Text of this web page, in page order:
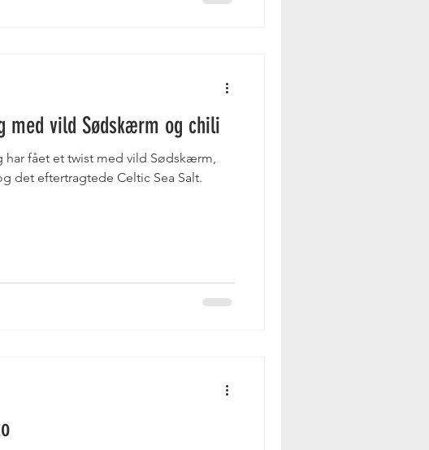
med vild Sødskærm og chili
har fået et twist med vild Sødskærm,
det eftertragtede Celtic Sea Salt.